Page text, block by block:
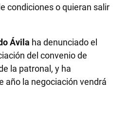
condiciones o quieran salir
Ávila ha denunciado el
del convenio de
la patronal, y ha
año la negociación vendrá